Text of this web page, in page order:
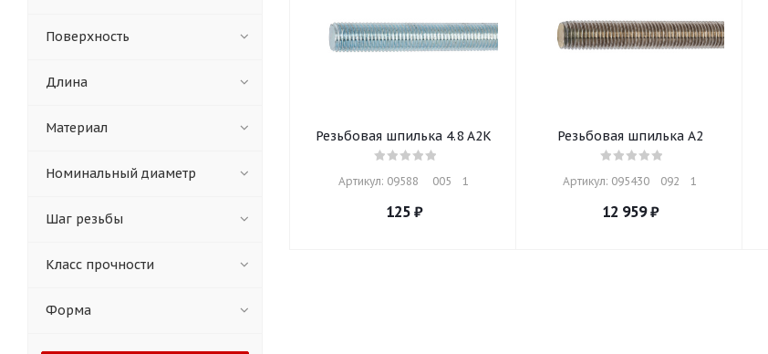
Резьбовая шпилька 4.8 A2K
Артикул: 09588     005    1
125₽
Резьбовая шпилька A2
Артикул: 095430    092    1
12 959₽
Поверхность
Длина
Материал
Номинальный диаметр
Шаг резьбы
Класс прочности
Форма